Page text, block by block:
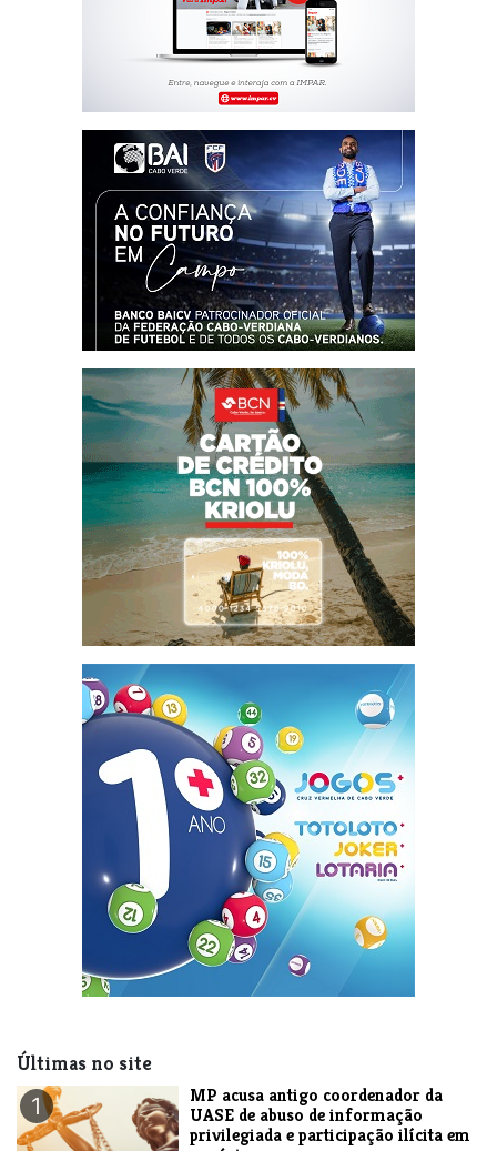
Últimas no site
1
MP acusa antigo coordenador da
UASE de abuso de informação
privilegiada e participação ilícita em